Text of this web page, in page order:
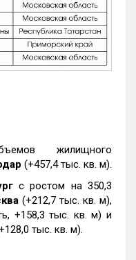
жилищного
(+457,4 тыс. кв. м).
с ростом на 350,3
(+212,7 тыс. кв. м),
+158,3 тыс. кв. м) и
тыс. кв. м).